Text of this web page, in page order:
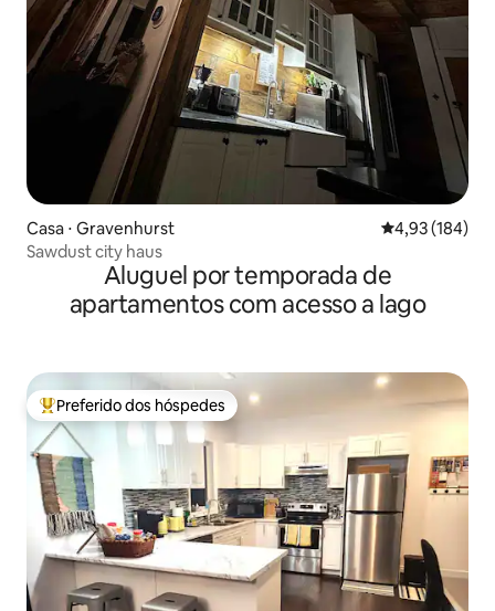
Casa ⋅ Gravenhurst 4,93 de uma
4,93 (184)
Sawdust city haus
Aluguel por temporada de
apartamentos com acesso a lago
Entre os melhores preferidos dos hóspedes
Preferido dos hóspedes